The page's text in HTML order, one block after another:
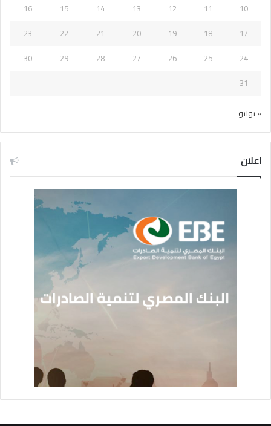
10
11
12
13
14
15
16
17
18
19
20
21
22
23
24
25
26
27
28
29
30
31
« يوليو
اعلان